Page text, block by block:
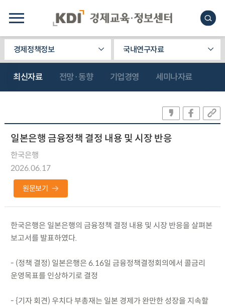
경제정책정보 국내연구자료
최신자료 전망·동향 기업경영 세미나자료
일본은행 금융정책 결정 내용 및 시장 반응
한국은행
2026.06.17
원문보기
한국은행은 일본은행의 금융정책 결정 내용 및 시장 반응을 살펴본
보고서를 발표하였다.
- (정책 결정) 일본은행은 6.16일 금융정책결정회의에서 콜금리
운영목표를 인상하기로 결정
- {기자 회견) 우치다 부총재는 일본 경제가 완만한 성장을 지속할